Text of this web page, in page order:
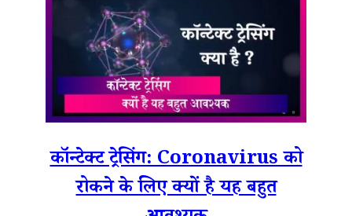
कॉन्टेक्ट ट्रेसिंग: Coronavirus को
रोकने के लिए क्यों है यह बहुत